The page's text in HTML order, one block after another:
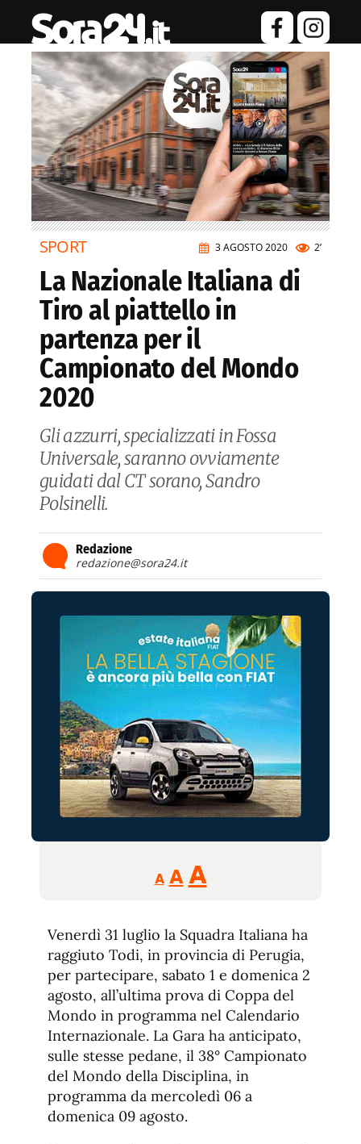
3 AGOSTO 2020 2’
SPORT
La Nazionale Italiana di
Tiro al piattello in
partenza per il
Campionato del Mondo
2020
Gli azzurri, specializzati in Fossa
Universale, saranno ovviamente
guidati dal CT sorano, Sandro
Polsinelli.
Redazione
redazione@sora24.it
A
Reducir
tamaño
A Restablecer
de
fuente
AAumentar
de
fuente.
Venerdì 31 luglio la Squadra Italiana ha
raggiuto Todi, in provincia di Perugia,
per partecipare, sabato 1 e domenica 2
agosto, all’ultima prova di Coppa del
Mondo in programma nel Calendario
Internazionale. La Gara ha anticipato,
sulle stesse pedane, il 38° Campionato
del Mondo della Disciplina, in
programma da mercoledì 06 a
domenica 09 agosto.